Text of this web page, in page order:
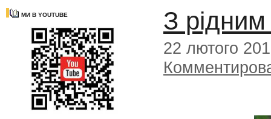
МИ В YOUTUBE З
22 лютого